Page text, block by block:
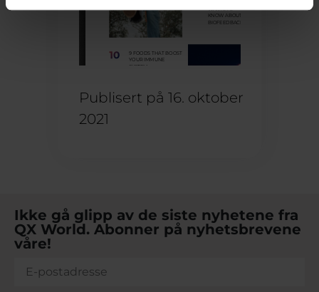
Publisert på 16. oktober
2021
Ikke gå glipp av de siste nyhetene fra
QX World. Abonner på nyhetsbrevene
våre!